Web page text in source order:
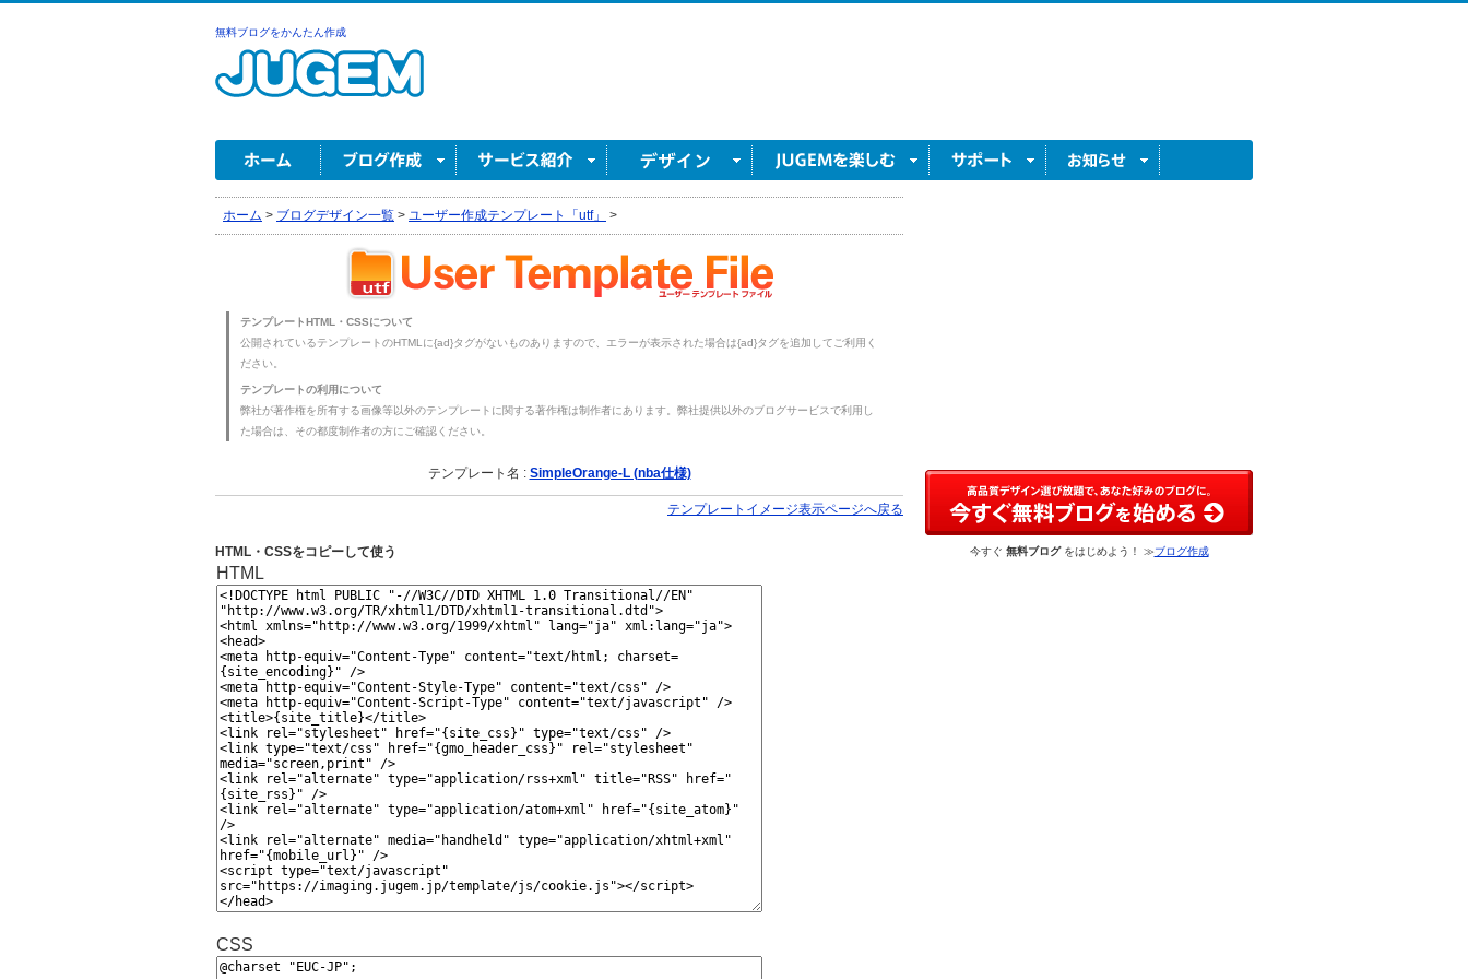
無料ブログをかんたん作成
ホーム > ブログデザイン一覧 > ユーザー作成テンプレート「utf」 >
テンプレートHTML・CSSについて
公開されているテンプレートのHTMLに{ad}タグがないものありますので、エラーが表示された場合は{ad}タグを追加してご利用く
ださい。
テンプレートの利用について
弊社が著作権を所有する画像等以外のテンプレートに関する著作権は制作者にあります。弊社提供以外のブログサービスで利用し
た場合は、その都度制作者の方にご確認ください。
テンプレート名 : SimpleOrange-L (nba仕様)
テンプレートイメージ表示ページへ戻る
HTML・CSSをコピーして使う
HTML
CSS
今すぐ 無料ブログをはじめよう！ ≫ブログ作成